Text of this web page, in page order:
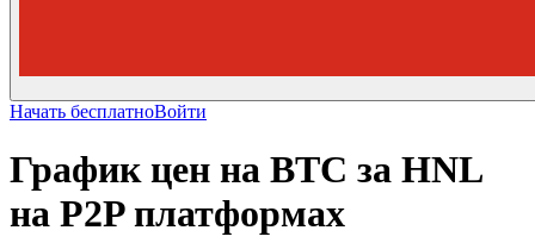
Начать бесплатноВойти
График цен на BTC за HNL
на P2P платформах